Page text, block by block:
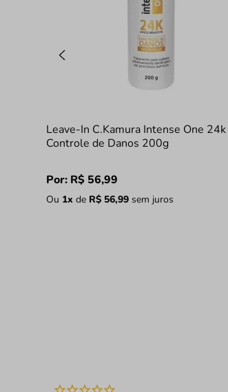
Leave-In C.Kamura Intense One 24k
Controle de Danos 200g
Por: R$ 56,99
Ou 1x de R$ 56,99 sem juros